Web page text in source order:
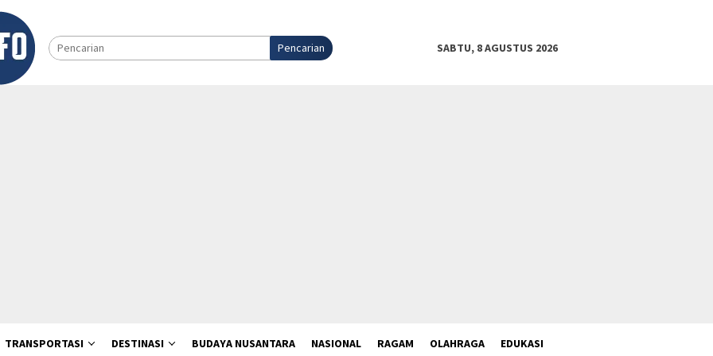
Pencarian SABTU, 8 AGUSTUS 2026
TRANSPORTASI DESTINASI BUDAYA NUSANTARA NASIONAL RAGAM OLAHRAGA EDUKASI